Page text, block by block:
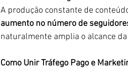
A produção constante de
aumento no número de
naturalmente amplia o alcance
Como Unir Tráfego Pago e